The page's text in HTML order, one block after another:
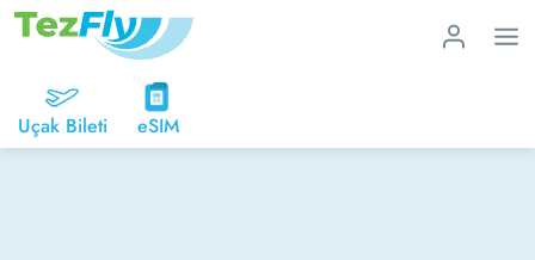
Uçak Bileti eSIM